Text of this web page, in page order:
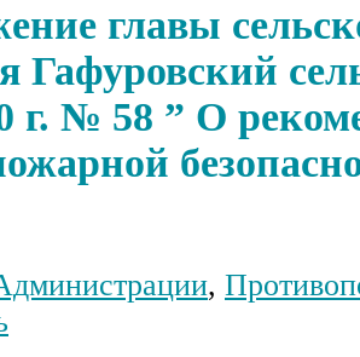
главы
Гафуровский
г. № 58 ” О
,